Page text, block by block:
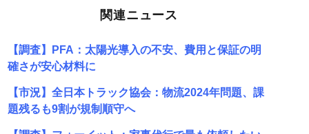
関連ニュース
【調査】PFA：太陽光導入の不安、費用と保証の明
確さが安心材料に
【市況】全日本トラック協会：物流2024年問題、課
題残るも9割が規制順守へ